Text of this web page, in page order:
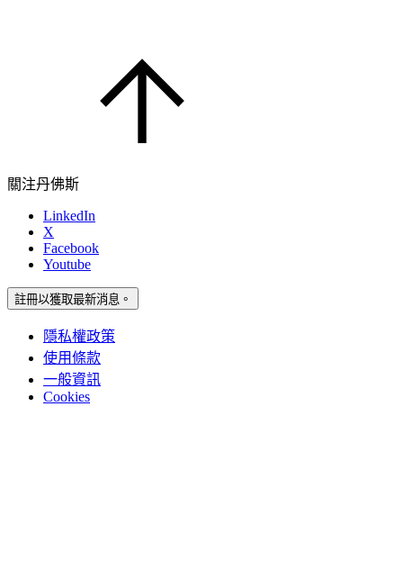
關注丹佛斯
LinkedIn
X
Facebook
Youtube
註冊以獲取最新消息。
隱私權政策
使用條款
一般資訊
Cookies